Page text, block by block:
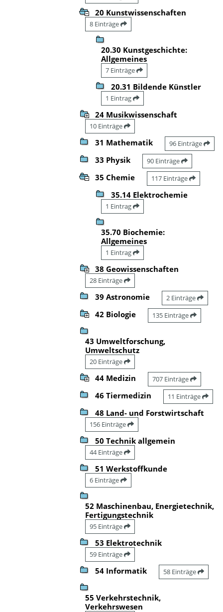
20 Kunstwissenschaften
8 Einträge
20.30 Kunstgeschichte:
Allgemeines
7 Einträge
20.31 Bildende Künstler
1 Eintrag
24 Musikwissenschaft
10 Einträge
31 Mathematik 96 Einträge
33 Physik 90 Einträge
35 Chemie 117 Einträge
35.14 Elektrochemie
1 Eintrag
35.70 Biochemie:
Allgemeines
1 Eintrag
38 Geowissenschaften
28 Einträge
39 Astronomie 2 Einträge
42 Biologie 135 Einträge
43 Umweltforschung,
Umweltschutz
20 Einträge
44 Medizin 707 Einträge
46 Tiermedizin 11 Einträge
48 Land- und Forstwirtschaft
156 Einträge
50 Technik allgemein
44 Einträge
51 Werkstoffkunde
6 Einträge
52 Maschinenbau, Energietechnik,
Fertigungstechnik
95 Einträge
53 Elektrotechnik
59 Einträge
54 Informatik 58 Einträge
55 Verkehrstechnik,
Verkehrswesen